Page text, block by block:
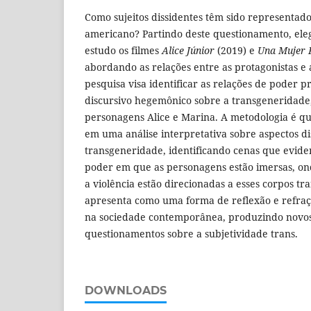
Como sujeitos dissidentes têm sido
americano? Partindo deste questionamento,
estudo os filmesAlice Júnior (2019) e Una Mujer
abordando as relações entre as protagonistas e
pesquisa visa identificar as relações de poder
discursivo hegemônico sobre a
personagens Alice e Marina. A metodologia é
em uma análise interpretativa sobre aspectos
transgeneridade, identificando cenas que
poder em que as personagens estão imersas,
a violência estão direcionadas a esses corpos
apresenta como uma forma de reflexão e
na sociedade contemporânea, produzindo
questionamentos sobre a subjetividade trans.
DOWNLOADS